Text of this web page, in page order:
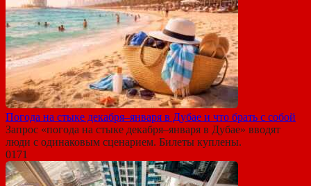
Погода на стыке декабря–января в Дубае и что брать с собой
Запрос «погода на стыке декабря–января в Дубае» вводят
люди с одинаковым сценарием. Билеты куплены.
0171